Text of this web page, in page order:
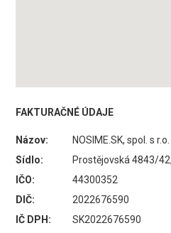
FAKTURAČNÉ ÚDAJE
Názov:
NOSIME.SK, spol. s r.o.
Sídlo:
Prostějovská 4843/
IČO:
44300352
DIČ:
2022676590
IČ DPH:
SK2022676590